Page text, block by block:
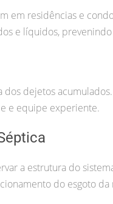
em residências e
e líquidos,
dejetos
e equipe experiente.
a estrutura do
do esgoto da